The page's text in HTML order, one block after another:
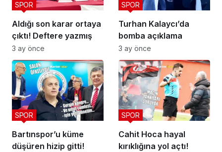
Aldığı son karar ortaya
çıktı! Deftere yazmış
SPOR
3 ay önce
Turhan Kalaycı’da
bomba açıklama
SPOR
3 ay önce
Bartınspor’u küme
düşüren hizip gitti!
SPOR
Cahit Hoca hayal
kırıklığına yol açtı!
SPOR